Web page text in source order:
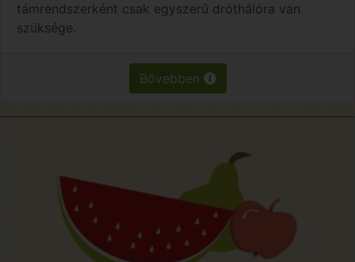
támrendszerként csak egyszerű dróthálóra van
szüksége.
Bővebben